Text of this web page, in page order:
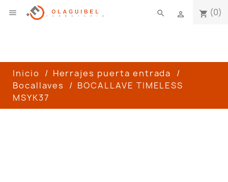
 shopping_cart (0)

search
Inicio
Herrajes puerta entrada
Bocallaves
BOCALLAVE TIMELESS
MSYK37